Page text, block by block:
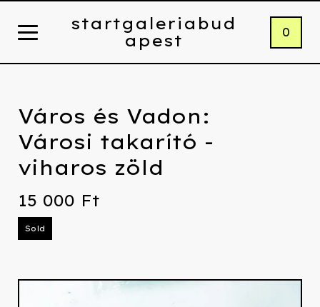
startgaleriabud
apest
0
Város és Vadon:
Városi takarító -
viharos zöld
15 000 Ft
Sold